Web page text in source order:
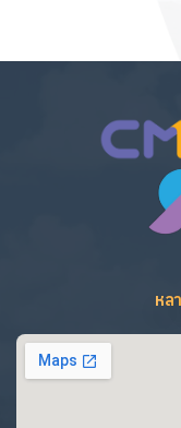
หล